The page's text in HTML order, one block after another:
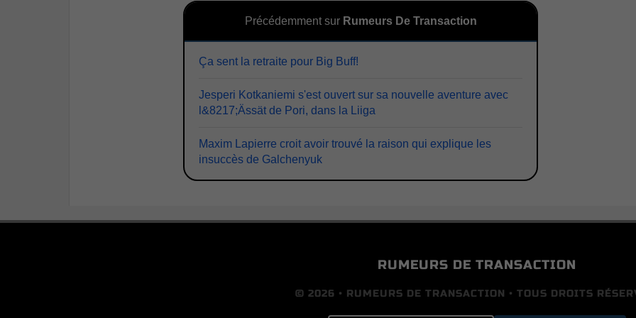
Précédemment sur Rumeurs De Transaction
Ça sent la retraite pour Big Buff!
Jesperi Kotkaniemi s'est ouvert sur sa nouvelle aventure avec
l&8217;Ässät de Pori, dans la Liiga
Maxim Lapierre croit avoir trouvé la raison qui explique les
insuccès de Galchenyuk
RUMEURS DE TRANSACTION
© 2026 • RUMEURS DE TRANSACTION • TOUS DROITS